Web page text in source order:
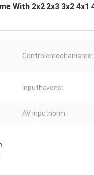
With 2x2 2x3 3x2 4x1
Controlemechanisme:
Inputhavens:
AV inputnorm: